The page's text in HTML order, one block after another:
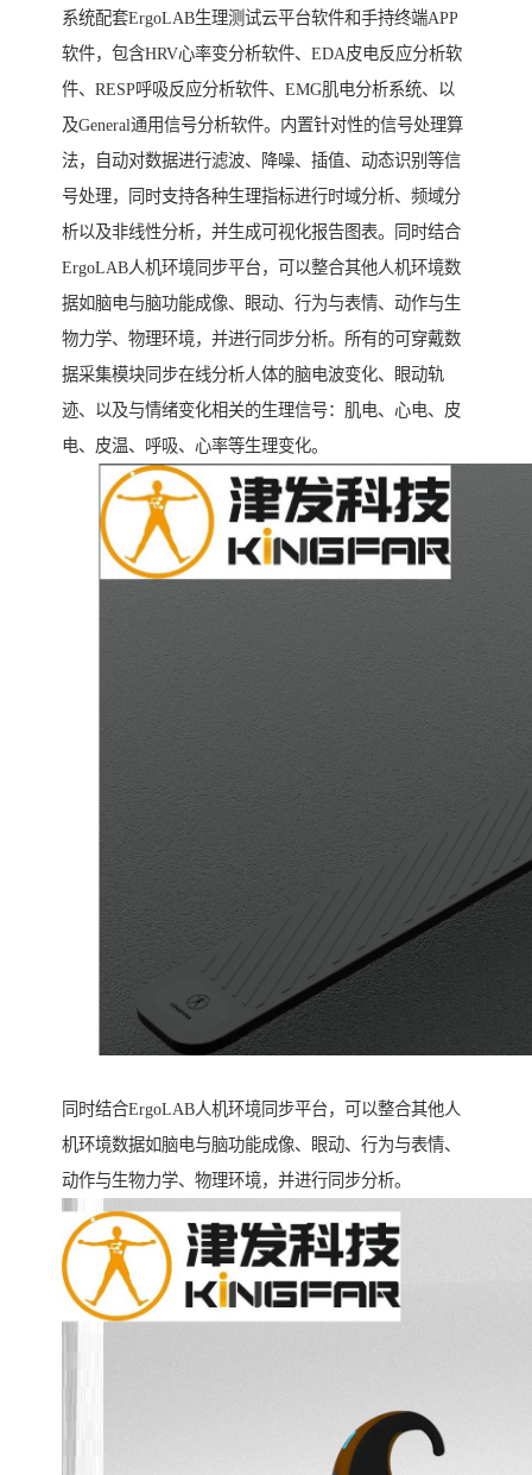
系统配套ErgoLAB生理测试云平台软件和手持终端APP
软件，包含HRV心率变分析软件、EDA皮电反应分析软
件、RESP呼吸反应分析软件、EMG肌电分析系统、以
及General通用信号分析软件。内置针对性的信号处理算
法，自动对数据进行滤波、降噪、插值、动态识别等信
号处理，同时支持各种生理指标进行时域分析、频域分
析以及非线性分析，并生成可视化报告图表。同时结合
ErgoLAB人机环境同步平台，可以整合其他人机环境数
据如脑电与脑功能成像、眼动、行为与表情、动作与生
物力学、物理环境，并进行同步分析。所有的可穿戴数
据采集模块同步在线分析人体的脑电波变化、眼动轨
迹、以及与情绪变化相关的生理信号：肌电、心电、皮
电、皮温、呼吸、心率等生理变化。
同时结合ErgoLAB人机环境同步平台，可以整合其他人
机环境数据如脑电与脑功能成像、眼动、行为与表情、
动作与生物力学、物理环境，并进行同步分析。